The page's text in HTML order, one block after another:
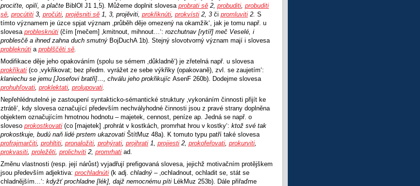
prociťte, opilí, a plačte BiblOl J1 1,5). Můžeme doplnit slovesa probrati sě 2, probuditi, probuditi
sě, procútiti 3, pročúti, projěsniti sě 1, 3, projěviti, prokřiknúti, prokvísti 2, 3 či promluviti 2. S
tímto významem je úzce spjat význam ‚průběh děje omezený na okamžik‘, jak je tomu např. u
slovesa problesknúti (čím [mečem] ‚kmitnout, mihnout…‘: rozchutnav [rytíř] meč Veselé, i
problesčě a ihned zahna duch smutný BojDuchA 1b). Stejný slovotvorný význam mají i slovesa
probleknúti a problščěti sě.
Modifikace děje jeho opakováním (spolu se sémem ‚důkladně‘) je zřetelná např. u slovesa
prokříkati (co ‚vykřikovat; bez předm. vyrážet ze sebe výkřiky (opakovaně), zvl. se zaujetím‘:
klaniechu se jemu [Josefovi bratři]…, chválu jeho prokřikujíc AsenF 260b). Dodejme slovesa
prohuhľovati, proklektati, prolupovati.
Nepřehlédnutelné je zastoupení syntakticko-sémantické struktury ‚vykonáním činnosti přijít ke
ztrátě‘, kdy slovesa označující především nechvályhodné činnosti jsou z pravé strany doplněna
objektem označujícím hmotnou hodnotu – majetek, cennost, peníze ap. Jedná se např. o
sloveso prokostkovati (co [majetek] ‚prohrát v kostkách, promrhat hrou v kostky‘: ktož své tak
prokostkuje, budú naň lidé prstem ukazovati ŠtítMuz 48a). K tomuto typu patří také slovesa
profrajmarčiti, prohltiti, pronaložiti, prohýrati, projhrati 1, projiesti 2, prokofeřovati, prokurviti,
prokvasiti, proležěti, prolichviti 2, promrhati ad.
Změnu vlastnosti (resp. její nárůst) vyjadřují prefigovaná slovesa, jejichž motivačním protějškem
jsou především adjektiva: prochladnúti (k adj. chladný – ‚ochladnout, ochladit se, stát se
chladnějším…‘: kdyžť prochladne [lék], dajž nemocnému píti LékMuz 253b). Dále přiřaďme